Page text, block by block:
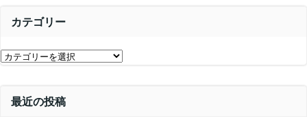
カテゴリー
カ
最近の投稿